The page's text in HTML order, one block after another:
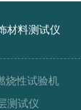
材料测试仪
烧性试验机
测试仪